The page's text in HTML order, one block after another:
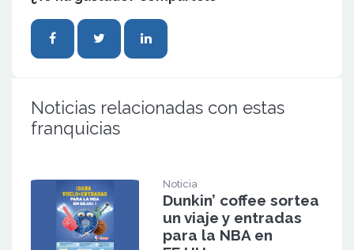
Noticias relacionadas con estas
franquicias
Noticia
Dunkin’ coffee sortea
un viaje y entradas
para la NBA en